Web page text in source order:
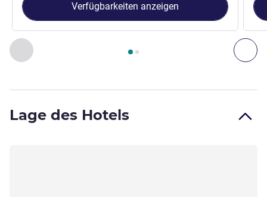
Zurück - Zimmer
Seite1 , Zimmer 1 : Standard-Zimmer mit Doppelbett
Verfügbarkeiten anzeigen
Lage des Hotels